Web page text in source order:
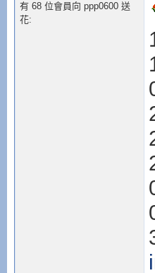
有 68 位會員向 ppp0600 送
花: